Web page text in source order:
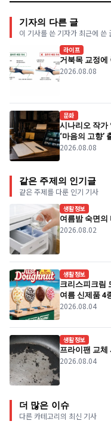
기자의 다른 글
이 기사를 쓴 기자가 최근에 쓴
라이프
거북목 교정에
2026.08.08
문화
시나리오 작가
‘마음의 고향’
2026.08.08
같은 주제의 인기글
같은 주제를 다룬 인기 기사
생활정보
여름밤 숙면의
2026.08.02
생활정보
크리스피크림
여름 신제품 4
2026.08.04
생활정보
프라이팬 교체
2026.08.04
더 많은 이슈
다른 카테고리의 최신 기사